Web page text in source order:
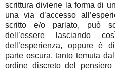
scrittura diviene la forma di
una via d’accesso
scritto e/o parlato, può
dell’essere lasciando
dell’esperienza, oppure è
parte oscura, tanto temuta
ordine discreto del